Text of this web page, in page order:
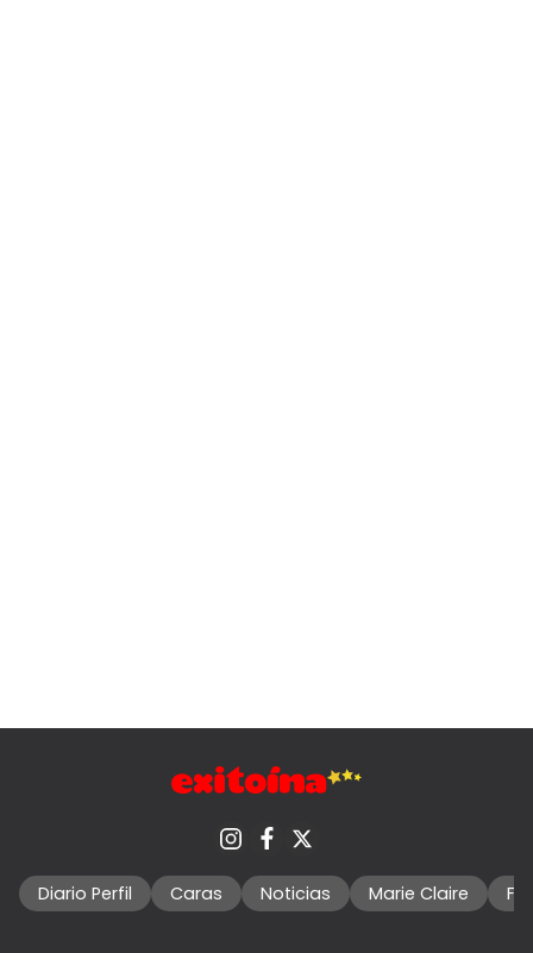
Diario Perfil Caras Noticias Marie Claire